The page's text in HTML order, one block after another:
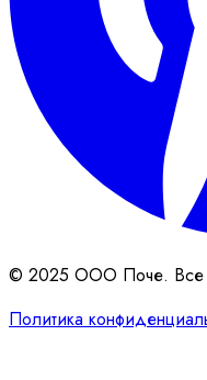
© 2025 ООО Поче. Все
Политика